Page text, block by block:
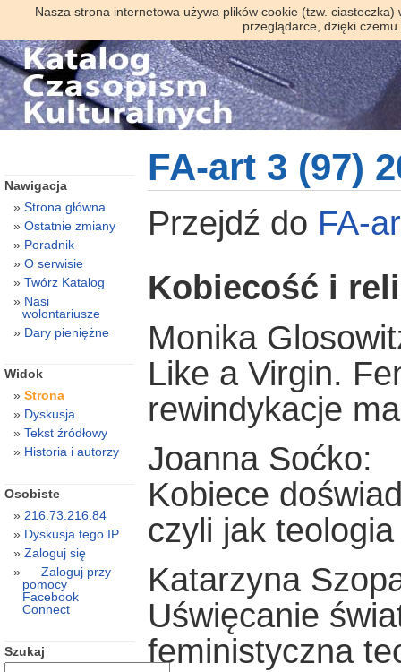
Nasza strona internetowa używa plików cookie (tzw.
przeglądarce, dzięki
FA-art 3 (97)
Przejdź do FA-
Kobiecość i
Monika
Like a Virgin.
rewindykacje
Joanna Soćko:
Kobiece
czyli jak teologia
Katarzyna
Uświęcanie
feministyczna
Nawigacja
Strona główna
Ostatnie zmiany
Poradnik
O serwisie
Twórz Katalog
Nasi
wolontariusze
Dary pieniężne
Widok
Strona
Dyskusja
Tekst źródłowy
Historia i autorzy
Osobiste
216.73.216.84
Dyskusja tego IP
Zaloguj się
Zaloguj przy
pomocy
Facebook
Connect
Szukaj